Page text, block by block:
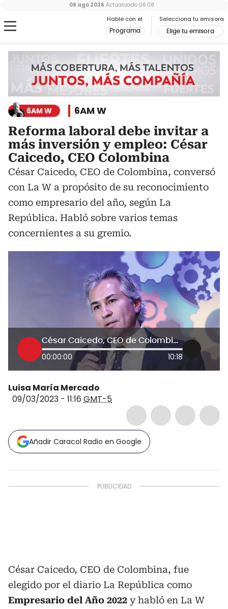
Hable con el
Programa
Selecciona tu emisora
Elige tu emisora
06 ago 2026 Actualizado 06:08
6AM W 6AM W
Reforma laboral debe invitar a
más inversión y empleo: César
Caicedo, CEO Colombina
César Caicedo, CEO de Colombina, conversó
con La W a propósito de su reconocimiento
como empresario del año, según La
República. Habló sobre varios temas
concernientes a su gremio.
César Caicedo, CEO de Colombina, fue elegido Empresario del Año 2022
00:00:00 10:18
Luisa María Mercado
09/03/2023 - 11:16 GMT-5
Añadir Caracol Radio en Google
César Caicedo, CEO de Colombina, fue
elegido por el diario La República como
Empresario del Año 2022 y habló en La W